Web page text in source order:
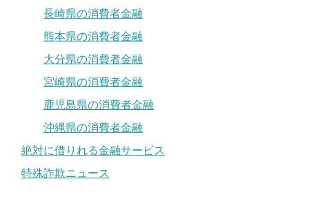
長崎県の消費者金融
熊本県の消費者金融
大分県の消費者金融
宮崎県の消費者金融
鹿児島県の消費者金融
沖縄県の消費者金融
絶対に借りれる金融サービス
特殊詐欺ニュース